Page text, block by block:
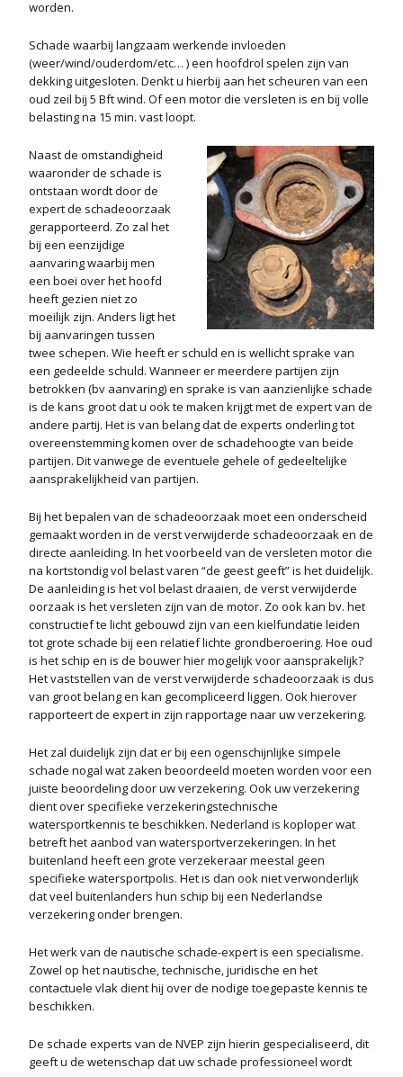
worden.
Schade waarbij langzaam werkende invloeden
(weer/wind/ouderdom/etc… ) een hoofdrol spelen zijn van
dekking uitgesloten. Denkt u hierbij aan het scheuren van een
oud zeil bij 5 Bft wind. Of een motor die versleten is en bij volle
belasting na 15 min. vast loopt.
Naast de omstandigheid
waaronder de schade is
ontstaan wordt door de
expert de schadeoorzaak
gerapporteerd. Zo zal het
bij een eenzijdige
aanvaring waarbij men
een boei over het hoofd
heeft gezien niet zo
moeilijk zijn. Anders ligt het
bij aanvaringen tussen
twee schepen. Wie heeft er schuld en is wellicht sprake van
een gedeelde schuld. Wanneer er meerdere partijen zijn
betrokken (bv aanvaring) en sprake is van aanzienlijke schade
is de kans groot dat u ook te maken krijgt met de expert van de
andere partij. Het is van belang dat de experts onderling tot
overeenstemming komen over de schadehoogte van beide
partijen. Dit vanwege de eventuele gehele of gedeeltelijke
aansprakelijkheid van partijen.
Bij het bepalen van de schadeoorzaak moet een onderscheid
gemaakt worden in de verst verwijderde schadeoorzaak en de
directe aanleiding. In het voorbeeld van de versleten motor die
na kortstondig vol belast varen “de geest geeft” is het duidelijk.
De aanleiding is het vol belast draaien, de verst verwijderde
oorzaak is het versleten zijn van de motor. Zo ook kan bv. het
constructief te licht gebouwd zijn van een kielfundatie leiden
tot grote schade bij een relatief lichte grondberoering. Hoe oud
is het schip en is de bouwer hier mogelijk voor aansprakelijk?
Het vaststellen van de verst verwijderde schadeoorzaak is dus
van groot belang en kan gecompliceerd liggen. Ook hierover
rapporteert de expert in zijn rapportage naar uw verzekering.
Het zal duidelijk zijn dat er bij een ogenschijnlijke simpele
schade nogal wat zaken beoordeeld moeten worden voor een
juiste beoordeling door uw verzekering. Ook uw verzekering
dient over specifieke verzekeringstechnische
watersportkennis te beschikken. Nederland is koploper wat
betreft het aanbod van watersport­verzeke­ringen. In het
buitenland heeft een grote verzekeraar meestal geen
specifieke watersportpolis. Het is dan ook niet verwonderlijk
dat veel buitenlanders hun schip bij een Nederlandse
verzekering onder brengen.
Het werk van de nautische schade-expert is een specialisme.
Zowel op het nautische, technische, juridische en het
contactuele vlak dient hij over de nodige toegepaste kennis te
beschikken.
De schade experts van de NVEP zijn hierin gespecialiseerd, dit
geeft u de wetenschap dat uw schade professioneel wordt